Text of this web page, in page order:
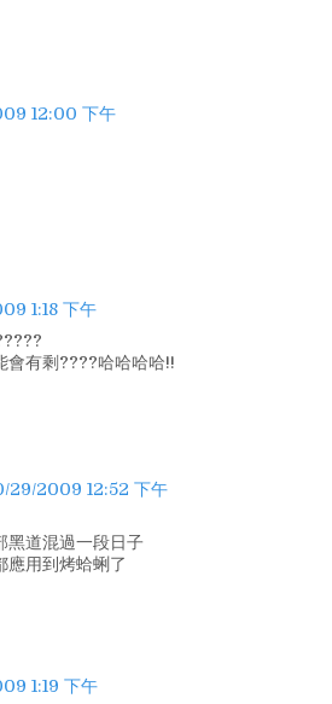
12:00 下午
1:18 下午
會有剩????哈哈哈哈!!
29/2009 12:52 下午
黑道混過一段日子
應用到烤蛤蜊了
1:19 下午